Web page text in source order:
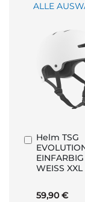
ALLE
Helm TSG
WEISS XXL
59,90 €
In
den
Warenkorb